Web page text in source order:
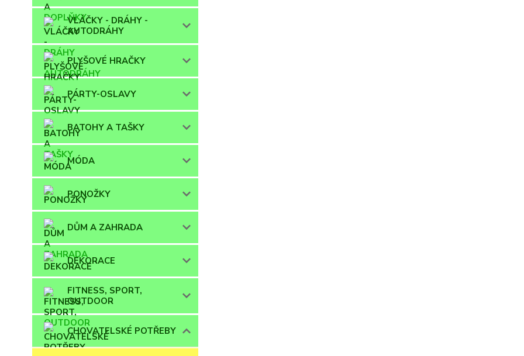
VLÁČKY - DRÁHY -
AUTODRÁHY
PLYŠOVÉ HRAČKY
PÁRTY-OSLAVY
BATOHY A TAŠKY
MÓDA
PONOŽKY
DŮM A ZAHRADA
DEKORACE
FITNESS, SPORT,
OUTDOOR
CHOVATELSKÉ POTŘEBY